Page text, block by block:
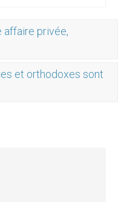
affaire privée,
et orthodoxes sont